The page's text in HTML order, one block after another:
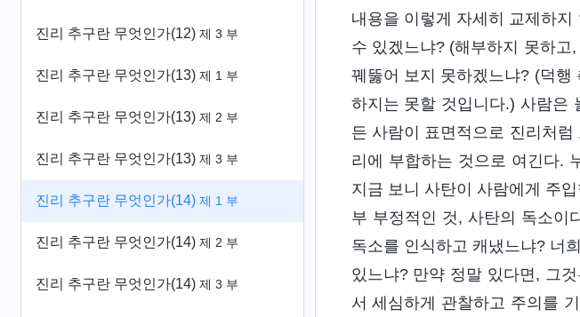
진리 추구란 무엇인가(12) 제 3 부
진리 추구란 무엇인가(13) 제 1 부
진리 추구란 무엇인가(13) 제 2 부
진리 추구란 무엇인가(13) 제 3 부
진리 추구란 무엇인가(14) 제 1 부
진리 추구란 무엇인가(14) 제 2 부
진리 추구란 무엇인가(14) 제 3 부
내용을 이렇게 자세히 교제하
수 있겠느냐? (해부하지 못하
꿰뚫어 보지 못하겠느냐? (덕
하지는 못할 것입니다.) 사람은
든 사람이 표면적으로 진리처
리에 부합하는 것으로 여긴다.
지금 보니 사탄이 사람에게 주
부 부정적인 것, 사탄의 독소이
독소를 인식하고 캐냈느냐? 너
있느냐? 만약 정말 있다면, 그
서 세심하게 관찰하고 주의를